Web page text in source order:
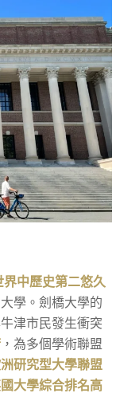
界中歷史第二悠久
學。劍橋大學的
津市民發生衝突
，為多個學術聯盟
研究型大學聯盟
大學綜合排名高